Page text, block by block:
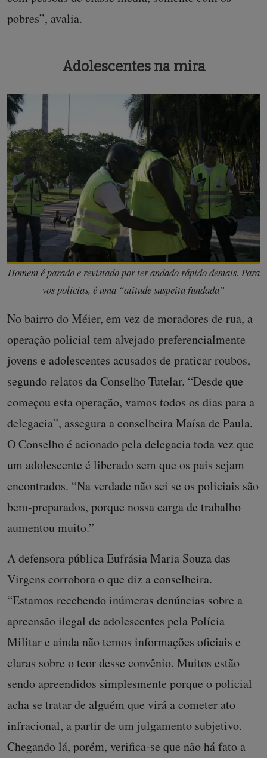
pobres”, avalia.
Adolescentes na mira
Homem é parado e revistado por ter andado rápido demais. Para
vos policias, é uma “atitude suspeita fundada”
No bairro do Méier, em vez de moradores de rua, a
operação policial tem alvejado preferencialmente
jovens e adolescentes acusados de praticar roubos,
segundo relatos da Conselho Tutelar. “Desde que
começou esta operação, vamos todos os dias para a
delegacia”, assegura a conselheira Maísa de Paula.
O Conselho é acionado pela delegacia toda vez que
um adolescente é liberado sem que os pais sejam
encontrados. “Na verdade não sei se os policiais são
bem-preparados, porque nossa carga de trabalho
aumentou muito.”
A defensora pública Eufrásia Maria Souza das
Virgens corrobora o que diz a conselheira.
“Estamos recebendo inúmeras denúncias sobre a
apreensão ilegal de adolescentes pela Polícia
Militar e ainda não temos informações oficiais e
claras sobre o teor desse convênio. Muitos estão
sendo apreendidos simplesmente porque o policial
acha se tratar de alguém que virá a cometer ato
infracional, a partir de um julgamento subjetivo.
Chegando lá, porém, verifica-se que não há fato a